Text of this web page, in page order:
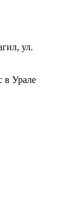
ул.
в Урале